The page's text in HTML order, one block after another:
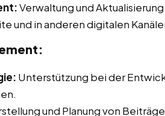
Verwaltung und
und in anderen digitalen
Unterstützung bei der
und Planung von